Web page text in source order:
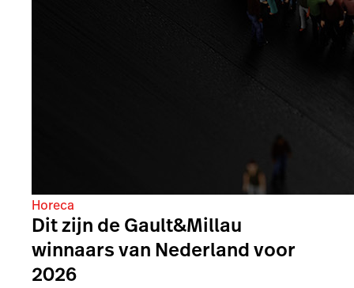
Horeca
Dit zijn de Gault&Millau
winnaars van Nederland voor
2026